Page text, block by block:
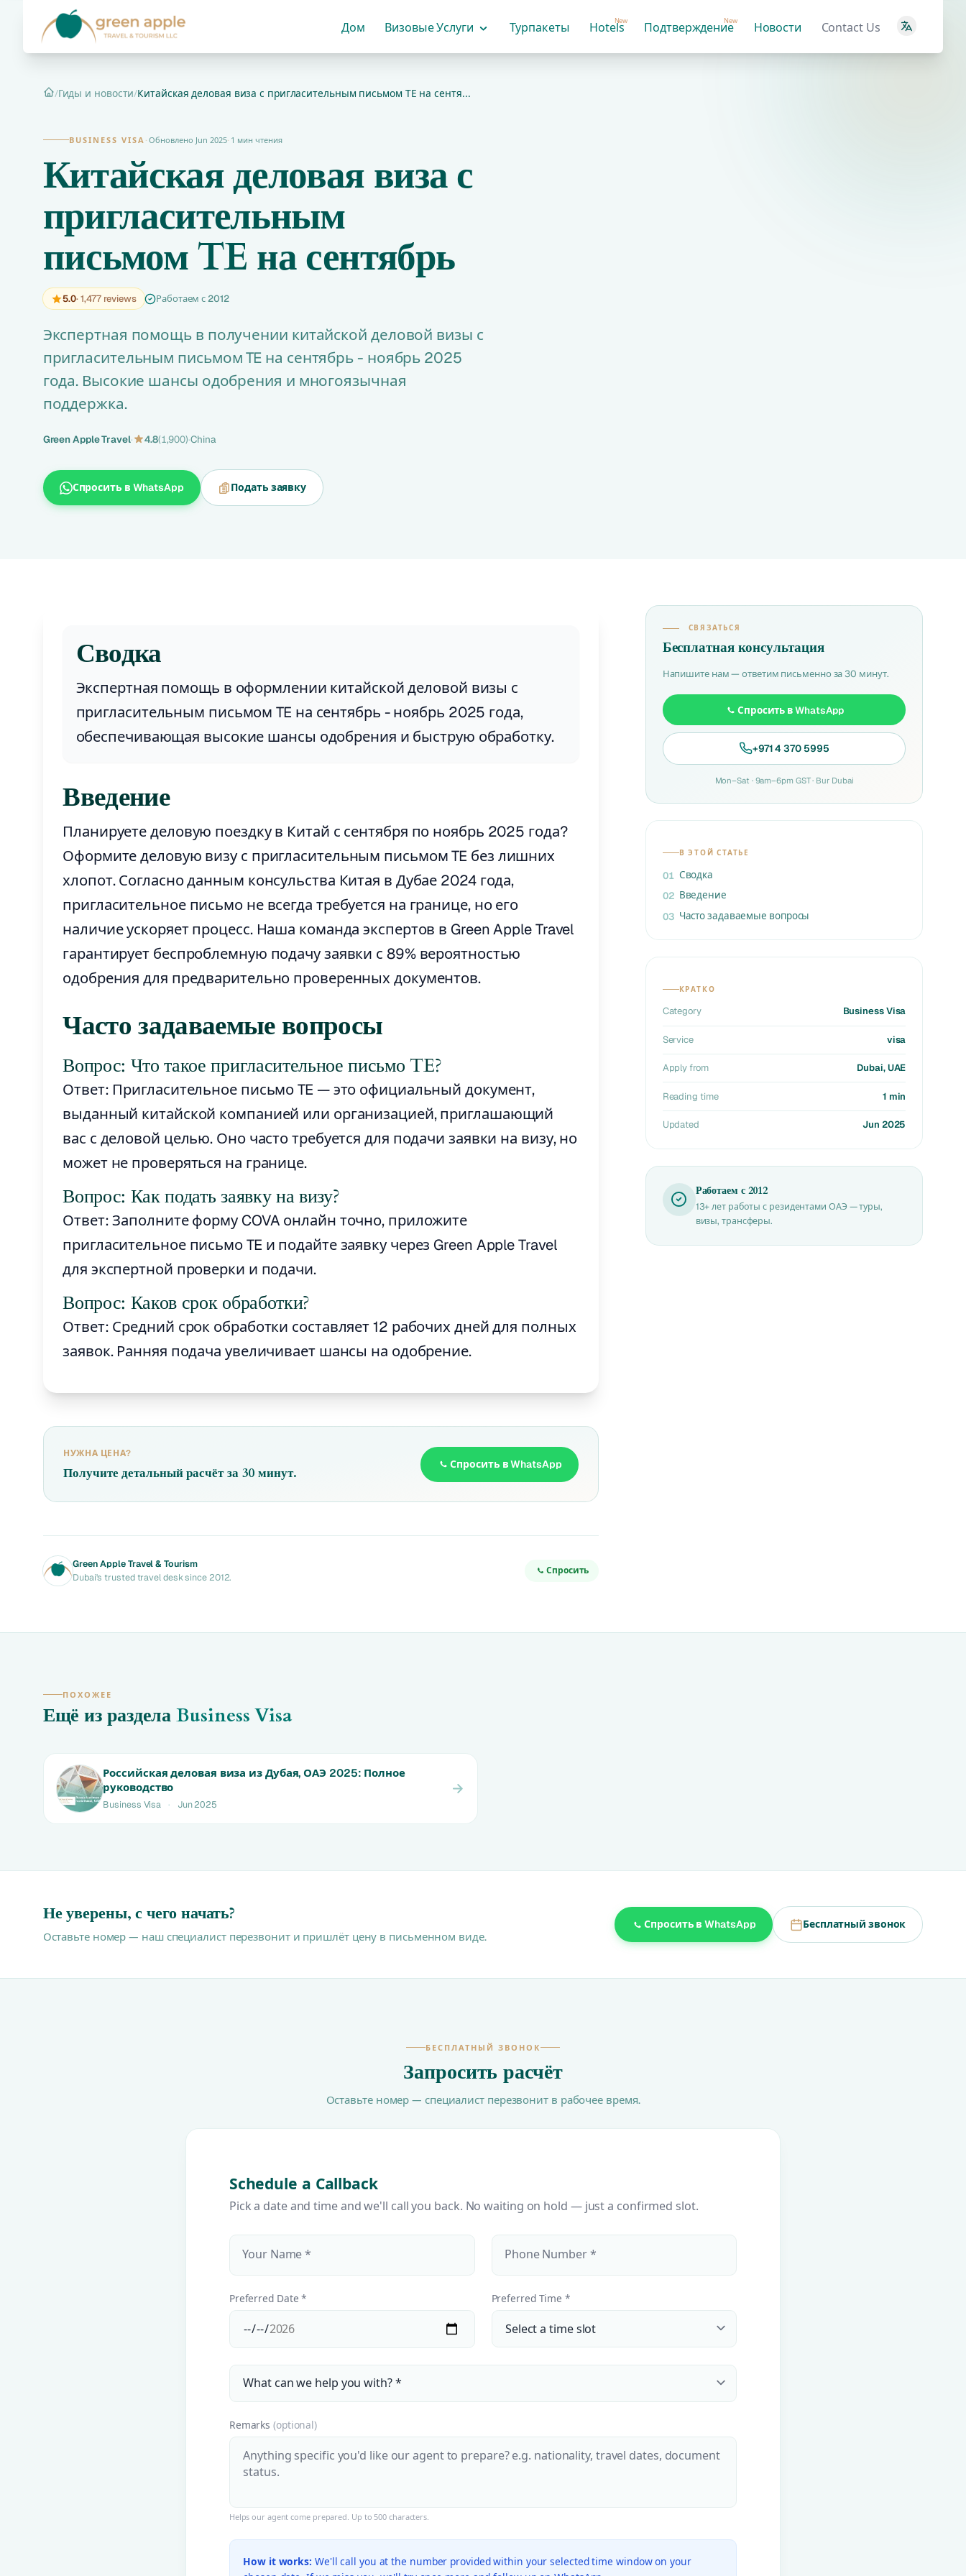
Дом Визовые Услуги Турпакеты Hotels
New Подтверждение
New Новости Contact Us
Главная
/Гиды и новости/Китайская деловая виза с пригласительным письмом TE на сентя...
BUSINESS VISA ·Обновлено Jun 2025· 1 мин чтения
Китайская деловая виза с
пригласительным
письмом TE на сентябрь
5.0· 1,477 reviews Работаем с 2012
Экспертная помощь в получении китайской деловой визы с
пригласительным письмом TE на сентябрь - ноябрь 2025
года. Высокие шансы одобрения и многоязычная
поддержка.
Green Apple Travel· 4.8(1,900)·China
Спросить в WhatsApp Подать заявку
Сводка
Экспертная помощь в оформлении китайской деловой визы с
пригласительным письмом TE на сентябрь - ноябрь 2025 года,
обеспечивающая высокие шансы одобрения и быструю обработку.
Введение
Планируете деловую поездку в Китай с сентября по ноябрь 2025 года?
Оформите деловую визу с пригласительным письмом TE без лишних
хлопот. Согласно данным консульства Китая в Дубае 2024 года,
пригласительное письмо не всегда требуется на границе, но его
наличие ускоряет процесс. Наша команда экспертов в Green Apple Travel
гарантирует беспроблемную подачу заявки с 89% вероятностью
одобрения для предварительно проверенных документов.
Часто задаваемые вопросы
Вопрос: Что такое пригласительное письмо TE?
Ответ: Пригласительное письмо TE — это официальный документ,
выданный китайской компанией или организацией, приглашающий
вас с деловой целью. Оно часто требуется для подачи заявки на визу, но
может не проверяться на границе.
Вопрос: Как подать заявку на визу?
Ответ: Заполните форму COVA онлайн точно, приложите
пригласительное письмо TE и подайте заявку через Green Apple Travel
для экспертной проверки и подачи.
Вопрос: Каков срок обработки?
Ответ: Средний срок обработки составляет 12 рабочих дней для полных
заявок. Ранняя подача увеличивает шансы на одобрение.
НУЖНА ЦЕНА?
Получите детальный расчёт за 30 минут.
Спросить в WhatsApp
Green Apple Travel & Tourism
Dubai's trusted travel desk since 2012.
Спросить
СВЯЗАТЬСЯ
Бесплатная консультация
Напишите нам — ответим письменно за 30 минут.
Спросить в WhatsApp
+971 4 370 5995
Mon–Sat · 9am–6pm GST · Bur Dubai
В ЭТОЙ СТАТЬЕ
01 Сводка
02 Введение
03 Часто задаваемые вопросы
КРАТКО
Category Business Visa
Service visa
Apply from Dubai, UAE
Reading time 1 min
Updated Jun 2025
Работаем с 2012
13+ лет работы с резидентами ОАЭ — туры,
визы, трансферы.
ПОХОЖЕЕ
Ещё из разделаBusiness Visa
Российская деловая виза из Дубая, ОАЭ 2025: Полное
руководство
Business Visa · Jun 2025
Не уверены, с чего начать?
Оставьте номер — наш специалист перезвонит и пришлёт цену в письменном виде.
Спросить в WhatsApp Бесплатный звонок
БЕСПЛАТНЫЙ ЗВОНОК
Запросить расчёт
Оставьте номер — специалист перезвонит в рабочее время.
Schedule a Callback
Pick a date and time and we'll call you back. No waiting on hold — just a confirmed slot.
Your Name * Phone Number *
Preferred Date * Preferred Time *
Remarks(optional)
Helps our agent come prepared. Up to 500 characters.
How it works: We'll call you at the number provided within your selected time window on your